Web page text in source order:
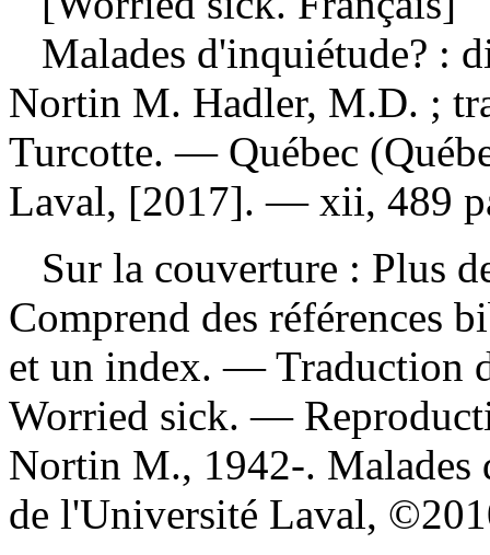
Malades d'inquiétude? :
Nortin M. Hadler, M.D. ;
Turcotte. — Québec
Laval, [2017]. — xii, 489
Sur la couverture : Plus
Comprend des références
et un index. —Traduction
Worried sick. —
Nortin M., 1942-. Malades
de l'Université Laval,